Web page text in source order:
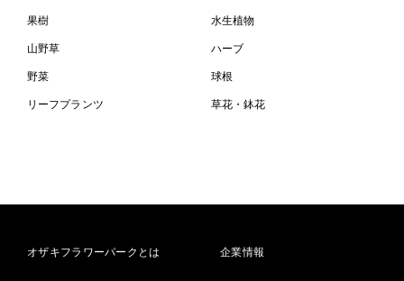
果樹 水生植物
山野草 ハーブ
野菜 球根
リーフプランツ 草花・鉢花
オザキフラワーパークとは 企業情報